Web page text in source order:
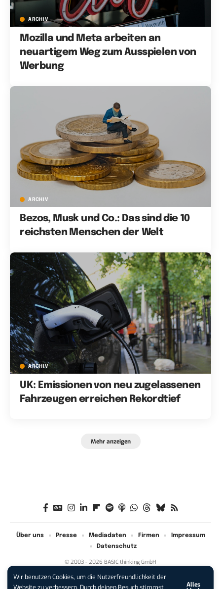
Wir benutzen Cookies, um die Nutzerfreundlichkeit der
Website zu verbessern. Durch deinen Besuch stimmst
Alles
ARCHIV
Mozilla und Meta arbeiten an
neuartigem Weg zum Ausspielen von
Werbung
ARCHIV
Bezos, Musk und Co.: Das sind die 10
reichsten Menschen der Welt
ARCHIV
UK: Emissionen von neu zugelassenen
Fahrzeugen erreichen Rekordtief
Mehr anzeigen
© 2003 - 2026 BASIC thinking GmbH
Über uns Presse Mediadaten Firmen
Impressum
Datenschutz
iPhone 17 Pro sichern:Für 1 € +